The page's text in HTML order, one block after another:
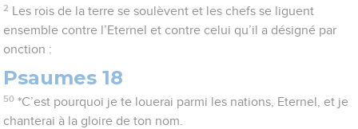
2
Les rois de la terre se soulèvent et les chefs se liguent
ensemble contre l’Eternel et contre celui qu’il a désigné par
onction :
Psaumes 18
50 *C’est pourquoi je te louerai parmi les nations, Eternel, et je
chanterai à la gloire de ton nom.